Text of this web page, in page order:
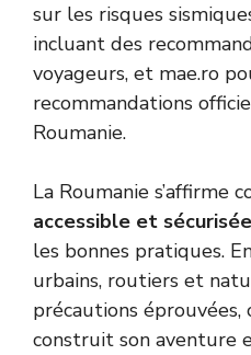
sur les risques
incluant des
voyageurs, et mae.ro
recommandations
Roumanie.
La Roumanie s’affirme
accessible et sécurisée
les bonnes pratiques.
urbains, routiers et
précautions éprouvées,
construit son aventure